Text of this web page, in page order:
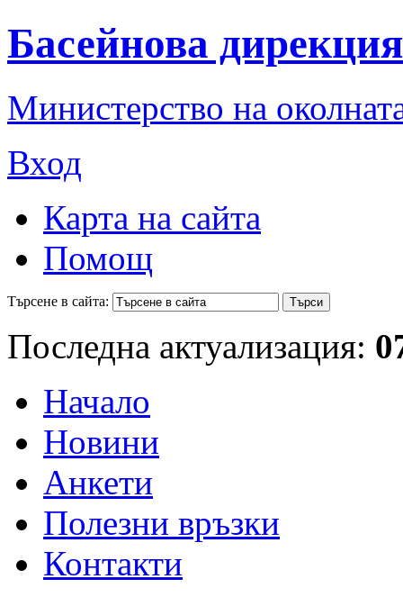
Басейнова
Министерство на
Вход
Карта на сайта
Помощ
Търсене в сайта:
Последна актуализация:
Начало
Новини
Анкети
Полезни връзки
Контакти